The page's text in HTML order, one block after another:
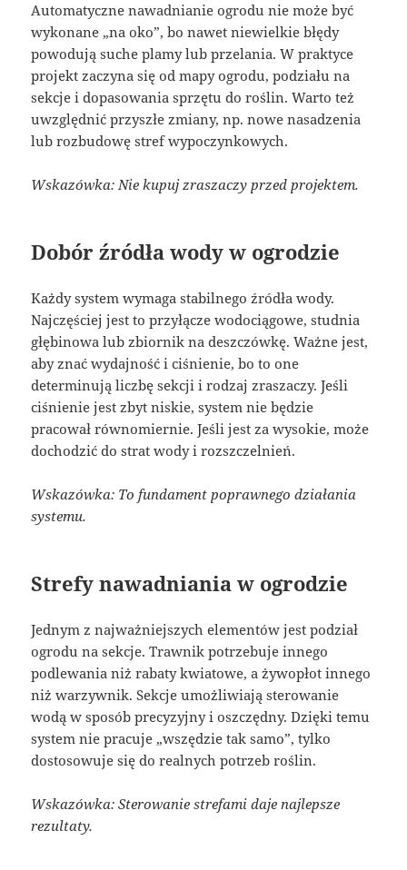
Automatyczne nawadnianie ogrodu nie może być
wykonane „na oko”, bo nawet niewielkie błędy
powodują suche plamy lub przelania. W praktyce
projekt zaczyna się od mapy ogrodu, podziału na
sekcje i dopasowania sprzętu do roślin. Warto też
uwzględnić przyszłe zmiany, np. nowe nasadzenia
lub rozbudowę stref wypoczynkowych.
Wskazówka: Nie kupuj zraszaczy przed projektem.
Dobór źródła wody w ogrodzie
Każdy system wymaga stabilnego źródła wody.
Najczęściej jest to przyłącze wodociągowe, studnia
głębinowa lub zbiornik na deszczówkę. Ważne jest,
aby znać wydajność i ciśnienie, bo to one
determinują liczbę sekcji i rodzaj zraszaczy. Jeśli
ciśnienie jest zbyt niskie, system nie będzie
pracował równomiernie. Jeśli jest za wysokie, może
dochodzić do strat wody i rozszczelnień.
Wskazówka: To fundament poprawnego działania
systemu.
Strefy nawadniania w ogrodzie
Jednym z najważniejszych elementów jest podział
ogrodu na sekcje. Trawnik potrzebuje innego
podlewania niż rabaty kwiatowe, a żywopłot innego
niż warzywnik. Sekcje umożliwiają sterowanie
wodą w sposób precyzyjny i oszczędny. Dzięki temu
system nie pracuje „wszędzie tak samo”, tylko
dostosowuje się do realnych potrzeb roślin.
Wskazówka: Sterowanie strefami daje najlepsze
rezultaty.